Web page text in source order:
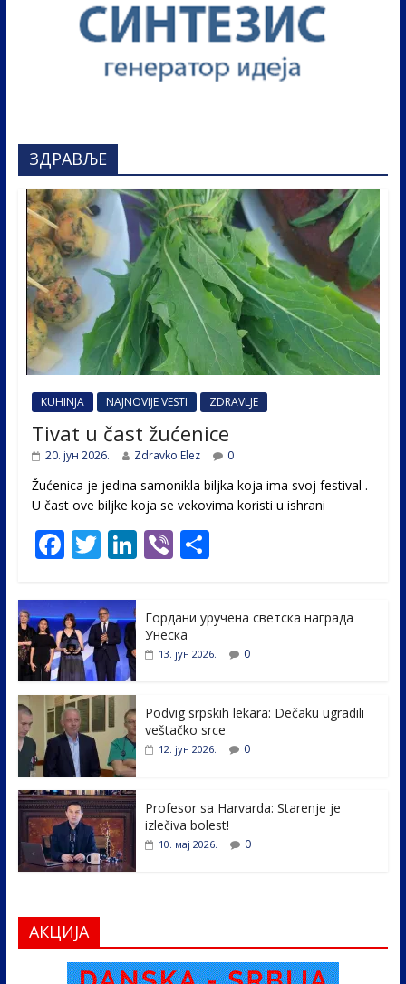
ЗДРАВЉЕ
KUHINJA NAJNOVIJE VESTI ZDRAVLJE
Tivat u čast žućenice
20. јун 2026. Zdravko Elez 0
Žućenica je jedina samonikla biljka koja ima svoj festival .
U čast ovе biljke koja se vekovima koristi u ishrani
F
e
b
o
o
k
T
itt
er
Li
e
dI
Vi S
e
Гордани уручена светска награда
Унеска
13. јун 2026. 0
Podvig srpskih lekara: Dečaku ugradili
veštačko srce
12. јун 2026. 0
Profesor sa Harvarda: Starenje je
izlečiva bolest!
10. мај 2026. 0
АКЦИЈА